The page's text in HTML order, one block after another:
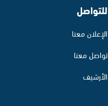
للتواصل
الإعلان معنا
تواصل معنا
الأرشيف